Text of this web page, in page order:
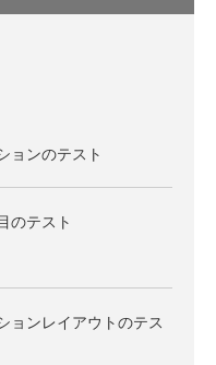
ョンのテスト
のテスト
ョンレイアウトのテス